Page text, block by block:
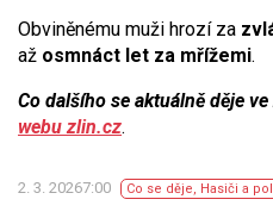
Obviněnému muži hrozí za
až osmnáct let za mřížemi.
Co dalšího se aktuálně děje
webu zlin.cz.
2. 3. 20267:00 Co se děje, Hasiči a